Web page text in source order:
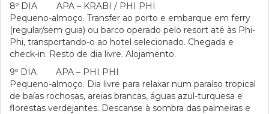
8º DIA APA – KRABI / PHI PHI
Pequeno-almoço. Transfer ao porto e embarque em ferry
(regular/sem guia) ou barco operado pelo resort até às Phi-
Phi, transportando-o ao hotel selecionado. Chegada e
check-in. Resto de dia livre. Alojamento.
9º DIA APA – PHI PHI
Pequeno-almoço. Dia livre para relaxar num paraíso tropical
de baías rochosas, areias brancas, águas azul-turquesa e
florestas verdejantes. Descanse à sombra das palmeiras e